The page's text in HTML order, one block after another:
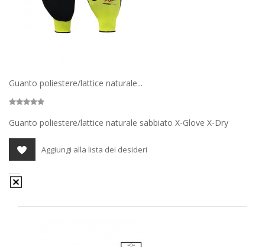
Guanto poliestere/lattice naturale...
Guanto poliestere/lattice naturale sabbiato X-Glove X-Dry
Aggiungi alla lista dei desideri